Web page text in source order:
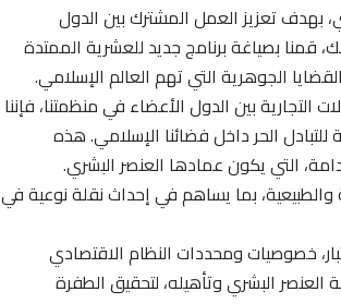
2005، وضع برنامج عمل عشري، بهدف تعزيز العمل المشترك بين الدول
كملت عملية تنفيذ مضامينه بنجاح، نهاية سنة 2015. إثر ذلك، قمنا بصياغة برنامج جديد للعشرية الممتدة
بين الدول الأعضاء في منظمتنا، فإننا
الحر داخل فضائنا الإسلامي. هذه
التي يكون عمادها العنصر البشري.
والطبيعية، بما يساهم في إحداث نقلة نوعية في
خصوصيات ومحددات النظام الاقتصادي
البشري وتأهيله، لتحقيق الطفرة